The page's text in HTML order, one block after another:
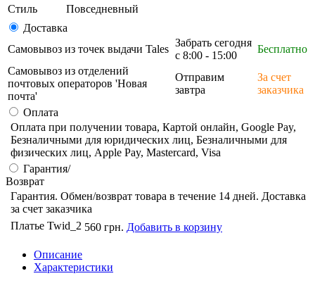
Стиль
Повседневный
Доставка
Самовывоз из точек выдачи Tales
Забрать сегодня
с 8:00 - 15:00
Бесплатно
Самовывоз из отделений
почтовых операторов 'Новая
почта'
Отправим
завтра
За счет
заказчика
Оплата
Оплата при получении товара, Картой онлайн, Google Pay,
Безналичными для юридических лиц, Безналичными для
физических лиц, Apple Pay, Mastercard, Visa
Гарантия/
Возврат
Гарантия. Обмен/возврат товара в течение 14 дней. Доставка
за счет заказчика
Платье Twid_2 560 грн. Добавить в корзину
Описание
Характеристики